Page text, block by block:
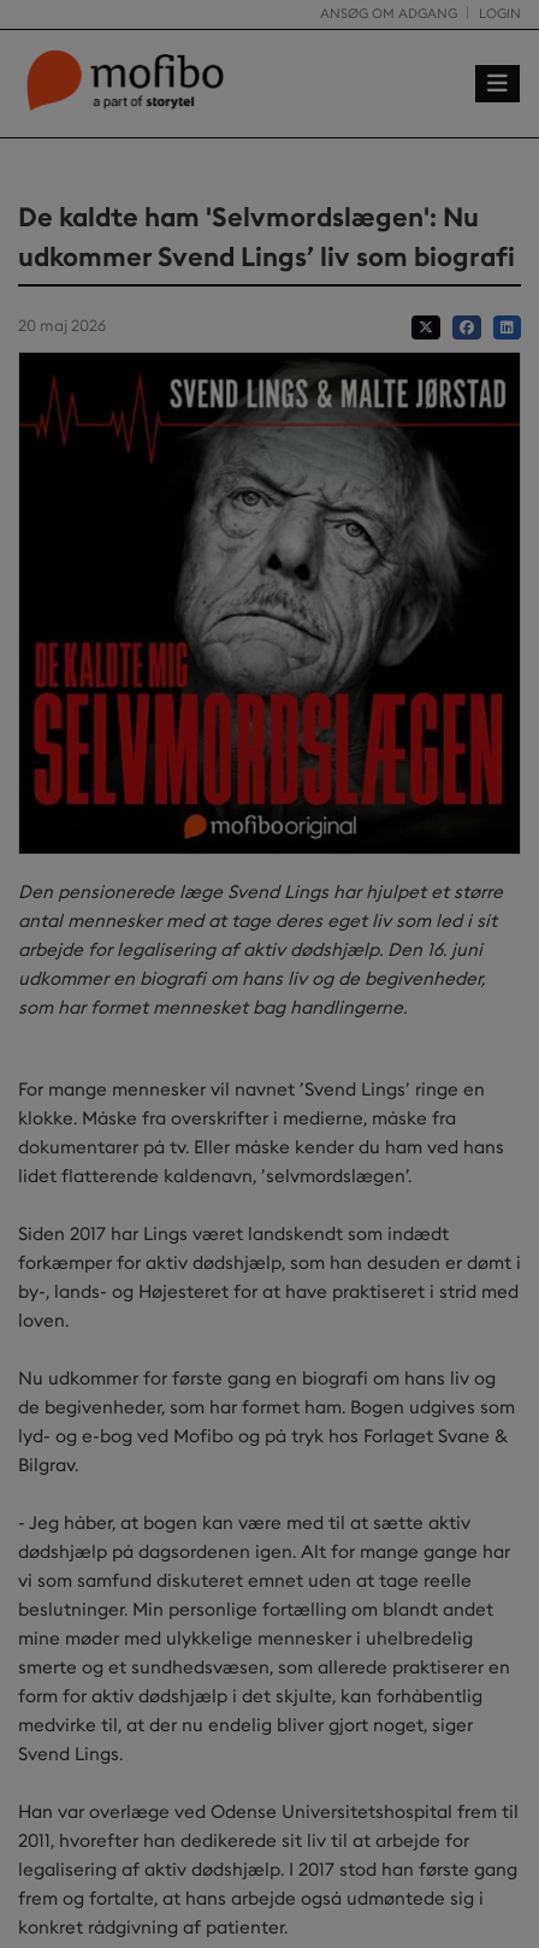
ANSØG OM ADGANG LOGIN
De kaldte ham 'Selvmordslægen': Nu
udkommer Svend Lings’ liv som biografi
20 maj 2026
Den pensionerede læge Svend Lings har hjulpet et større
antal mennesker med at tage deres eget liv som led i sit
arbejde for legalisering af aktiv dødshjælp. Den 16. juni
udkommer en biografi om hans liv og de begivenheder,
som har formet mennesket bag handlingerne.
For mange mennesker vil navnet ’Svend Lings’ ringe en
klokke. Måske fra overskrifter i medierne, måske fra
dokumentarer på tv. Eller måske kender du ham ved hans
lidet flatterende kaldenavn, ’selvmordslægen’.
Siden 2017 har Lings været landskendt som indædt
forkæmper for aktiv dødshjælp, som han desuden er dømt i
by-, lands- og Højesteret for at have praktiseret i strid med
loven.
Nu udkommer for første gang en biografi om hans liv og
de begivenheder, som har formet ham. Bogen udgives som
lyd- og e-bog ved Mofibo og på tryk hos Forlaget Svane &
Bilgrav.
- Jeg håber, at bogen kan være med til at sætte aktiv
dødshjælp på dagsordenen igen. Alt for mange gange har
vi som samfund diskuteret emnet uden at tage reelle
beslutninger. Min personlige fortælling om blandt andet
mine møder med ulykkelige mennesker i uhelbredelig
smerte og et sundhedsvæsen, som allerede praktiserer en
form for aktiv dødshjælp i det skjulte, kan forhåbentlig
medvirke til, at der nu endelig bliver gjort noget, siger
Svend Lings.
Han var overlæge ved Odense Universitetshospital frem til
2011, hvorefter han dedikerede sit liv til at arbejde for
legalisering af aktiv dødshjælp. I 2017 stod han første gang
frem og fortalte, at hans arbejde også udmøntede sig i
konkret rådgivning af patienter.